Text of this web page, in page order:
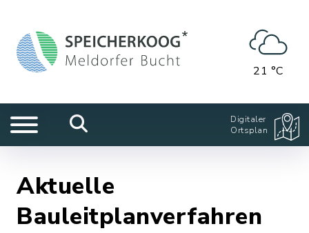
21 °C
Digitaler
Ortsplan
Aktuelle
Bauleitplanverfahren